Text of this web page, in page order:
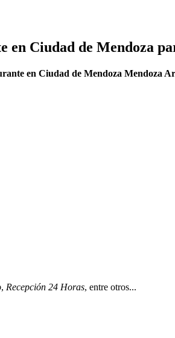
en Ciudad de Mendoza
en Ciudad de Mendoza Mendoza
, Recepción 24 Horas, entre otros...